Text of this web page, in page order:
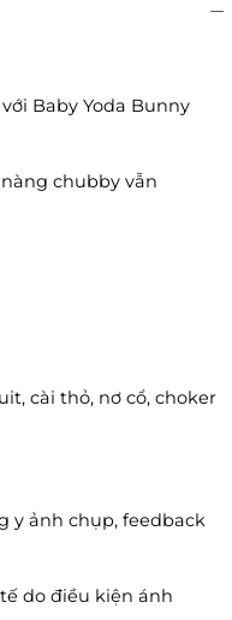
Baby Yoda Bunny
chubby vẫn
cài thỏ, nơ cổ, choker
y ảnh chụp, feedback
do điều kiện ánh